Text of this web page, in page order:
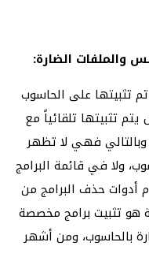
والملفات الضارة:
تثبيتها على الحاسوب
تثبيتها تلقائياً مع
فهي لا تظهر
ولا في قائمة البرامج
أدوات حذف البرامج من
هو تثبيت برامج مخصصة
بالحاسوب، ومن أشهر